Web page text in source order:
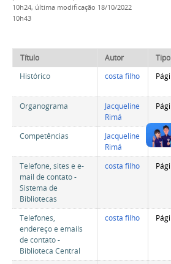
10h24, última modificação 18/10/2022
10h43
Título Autor Tipo
Histórico
costa filho
Organograma
Jacqueline
Rimá
Competências
Jacqueline
Rimá
Telefone, sites e e-
mail de contato -
Sistema de
Bibliotecas
costa filho
Telefones,
endereço e emails
de contato -
Biblioteca Central
costa filho